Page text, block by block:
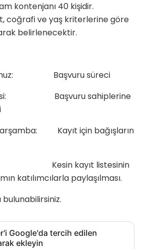
kontenjanı 40 kişidir.
coğrafi ve yaş kriterlerine göre
belirlenecektir.
Başvuru süreci
Başvuru sahiplerine
Kayıt için bağışların
Kesin kayıt listesinin
katılımcılarla paylaşılması.
Google'da tercih edilen
ekleyin